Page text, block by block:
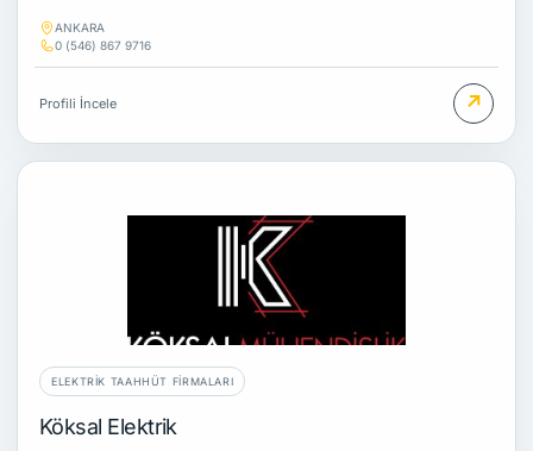
ANKARA
0 (546) 867 9716
Profili İncele ↗
ELEKTRIK TAAHHÜT FIRMALARI
Köksal Elektrik